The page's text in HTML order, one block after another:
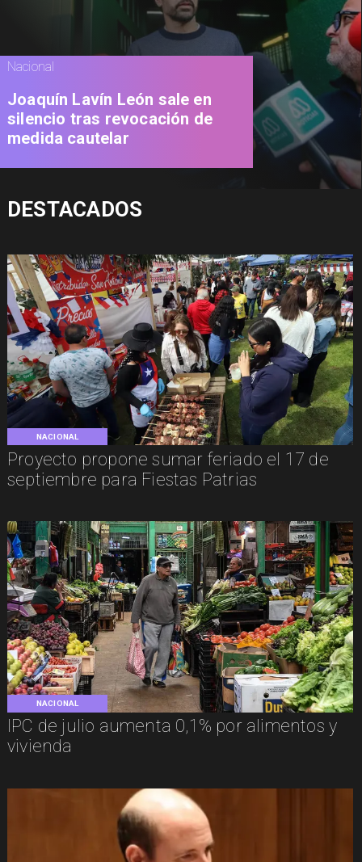
NACIONAL
Proyecto propone sumar feriado el 17 de
septiembre para Fiestas Patrias
NACIONAL
IPC de julio aumenta 0,1% por alimentos y
vivienda
Nacional
Joaquín Lavín León sale en
silencio tras revocación de
medida cautelar
DESTACADOS